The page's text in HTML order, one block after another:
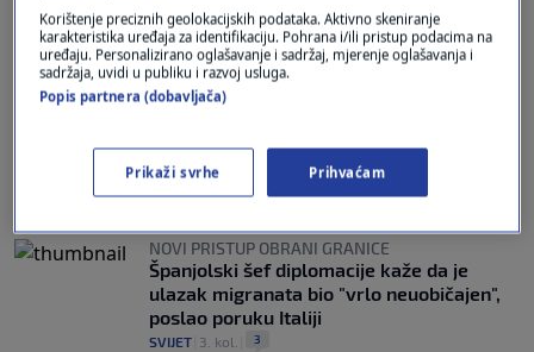
MAGNITUDE 4,3
Potres u Italiji
SVIJET | 4. kol.| 0
Iz Hrvatske u Italiju može se i preko mora.
Provjerili smo brodske linije i cijene
VIJESTI|3. kol.|
NOVI PRISTUP OBRANI GRANICE
Španjolski šef diplomacije kaže da je
ulazak migranata bio "vrlo neuobičajen",
poslao poruku Italiji
SVIJET 3. kol. 3
Korištenje preciznih geolokacijskih podataka. Aktivno skeniranje
karakteristika uređaja za identifikaciju. Pohrana i/ili pristup podacima na
uređaju. Personalizirano oglašavanje i sadržaj, mjerenje oglašavanja i
sadržaja, uvidi u publiku i razvoj usluga.
Popis partnera (dobavljača)
Prikaži svrhe Prihvaćam